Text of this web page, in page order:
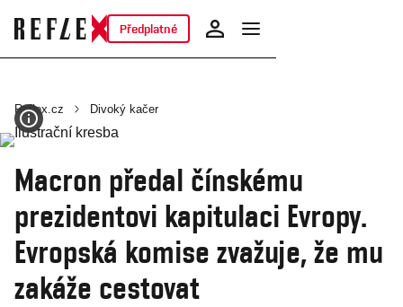
Předplatné
Reflex.cz Divoký kačer
Macron předal čínskému
prezidentovi kapitulaci Evropy.
Evropská komise zvažuje, že mu
zakáže cestovat